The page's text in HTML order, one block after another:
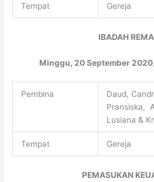
Tempat Gereja
IBADAH
Minggu, 20 September
Pembina
Daud,
Pransiska,
Lusiana &
Tempat Gereja
PEMASUKAN